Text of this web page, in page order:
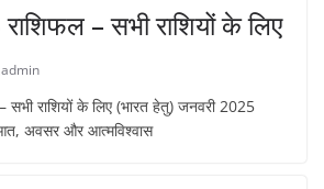
– सभी राशियों के लिए
admin
राशियों के लिए (भारत हेतु) जनवरी 2025
अवसर और आत्मविश्वास